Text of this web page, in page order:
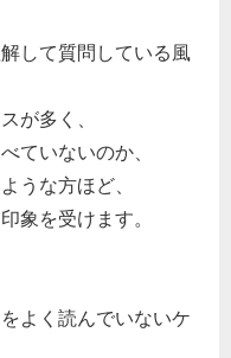
して質問している風
が多く、
ていないのか、
うな方ほど、
象を受けます。
よく読んでいないケ